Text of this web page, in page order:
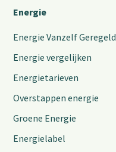
Energie
Energie Vanzelf Geregeld
Energie vergelijken
Energietarieven
Overstappen energie
Groene Energie
Energielabel